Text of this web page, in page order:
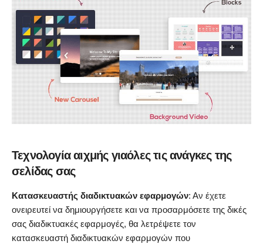
Τεχνολογία αιχμής γιαόλες τις ανάγκες της
σελίδας σας
Κατασκευαστής διαδικτυακών εφαρμογών: Αν έχετε
ονειρευτεί να δημιουργήσετε και να προσαρμόσετε της δικές
σας διαδικτυακές εφαρμογές, θα λετρέψετε τον
κατασκευαστή διαδικτυακών εφαρμογών που